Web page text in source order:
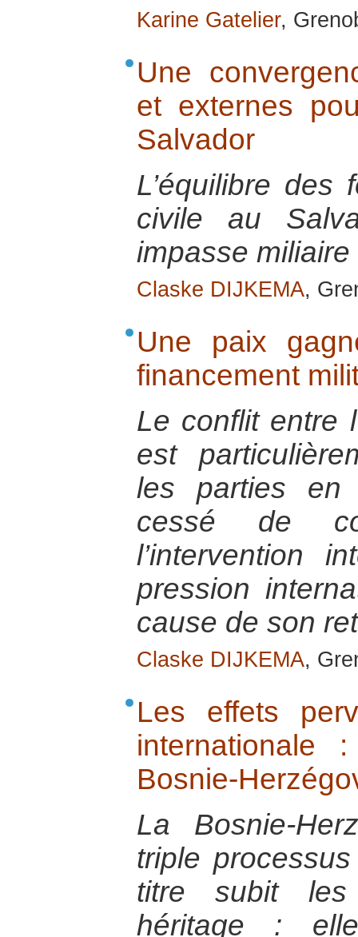
Karine Gatelier,
Une
et externes
Salvador
L’équilibre des
civile au
impasse miliaire
Claske DIJKEMA,
Une paix
financement
Le conflit entre
est
les parties en
cessé de
l’intervention
pression
cause de son
Claske DIJKEMA,
Les effets
internationale
Bosnie-
La Bosnie-
triple
titre subit
héritage :